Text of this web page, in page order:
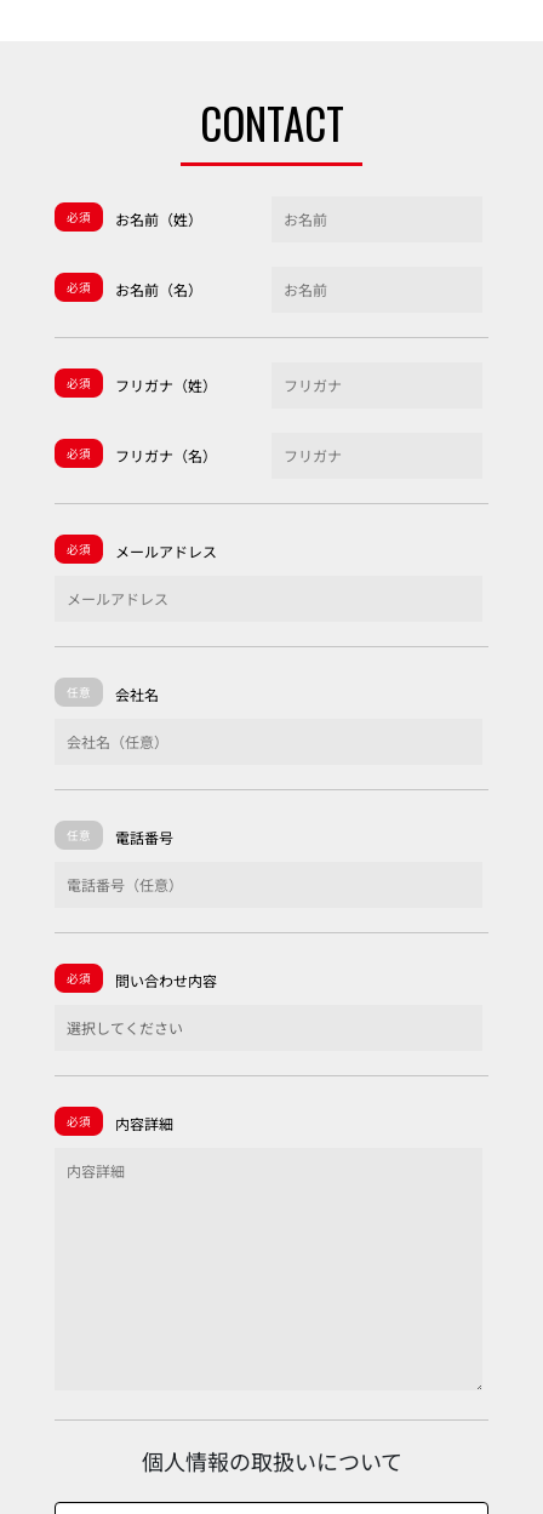
CONTACT
必須 お名前（姓）
必須 お名前（名）
必須 フリガナ（姓）
必須 フリガナ（名）
必須 メールアドレス
任意 会社名
任意 電話番号
必須 問い合わせ内容
必須 内容詳細
個人情報の取扱いについて